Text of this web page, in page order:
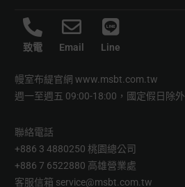
致電 Email Line
幔室布緹官網www.msbt.com.tw
週一至週五 09:00-18:00，國定假日除外
聯絡電話
+886 3 4880250 桃園總公司
+886 7 6522880 高雄營業處
客服信箱 service@msbt.com.tw